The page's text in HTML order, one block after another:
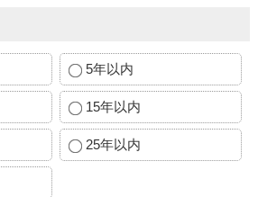
5年以内
15年以内
25年以内